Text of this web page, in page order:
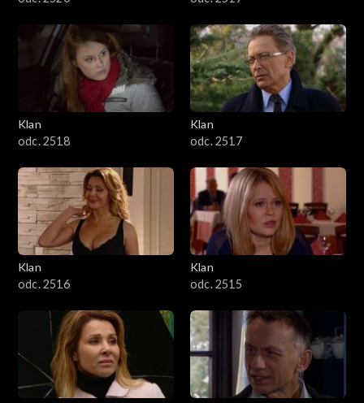
Klan
odc. 2518
Klan
odc. 2517
Klan
odc. 2516
Klan
odc. 2515